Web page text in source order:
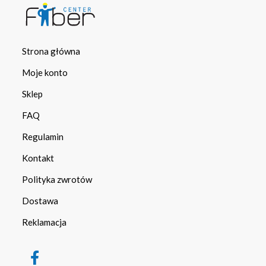
Strona główna
Moje konto
Sklep
FAQ
Regulamin
Kontakt
Polityka zwrotów
Dostawa
Reklamacja